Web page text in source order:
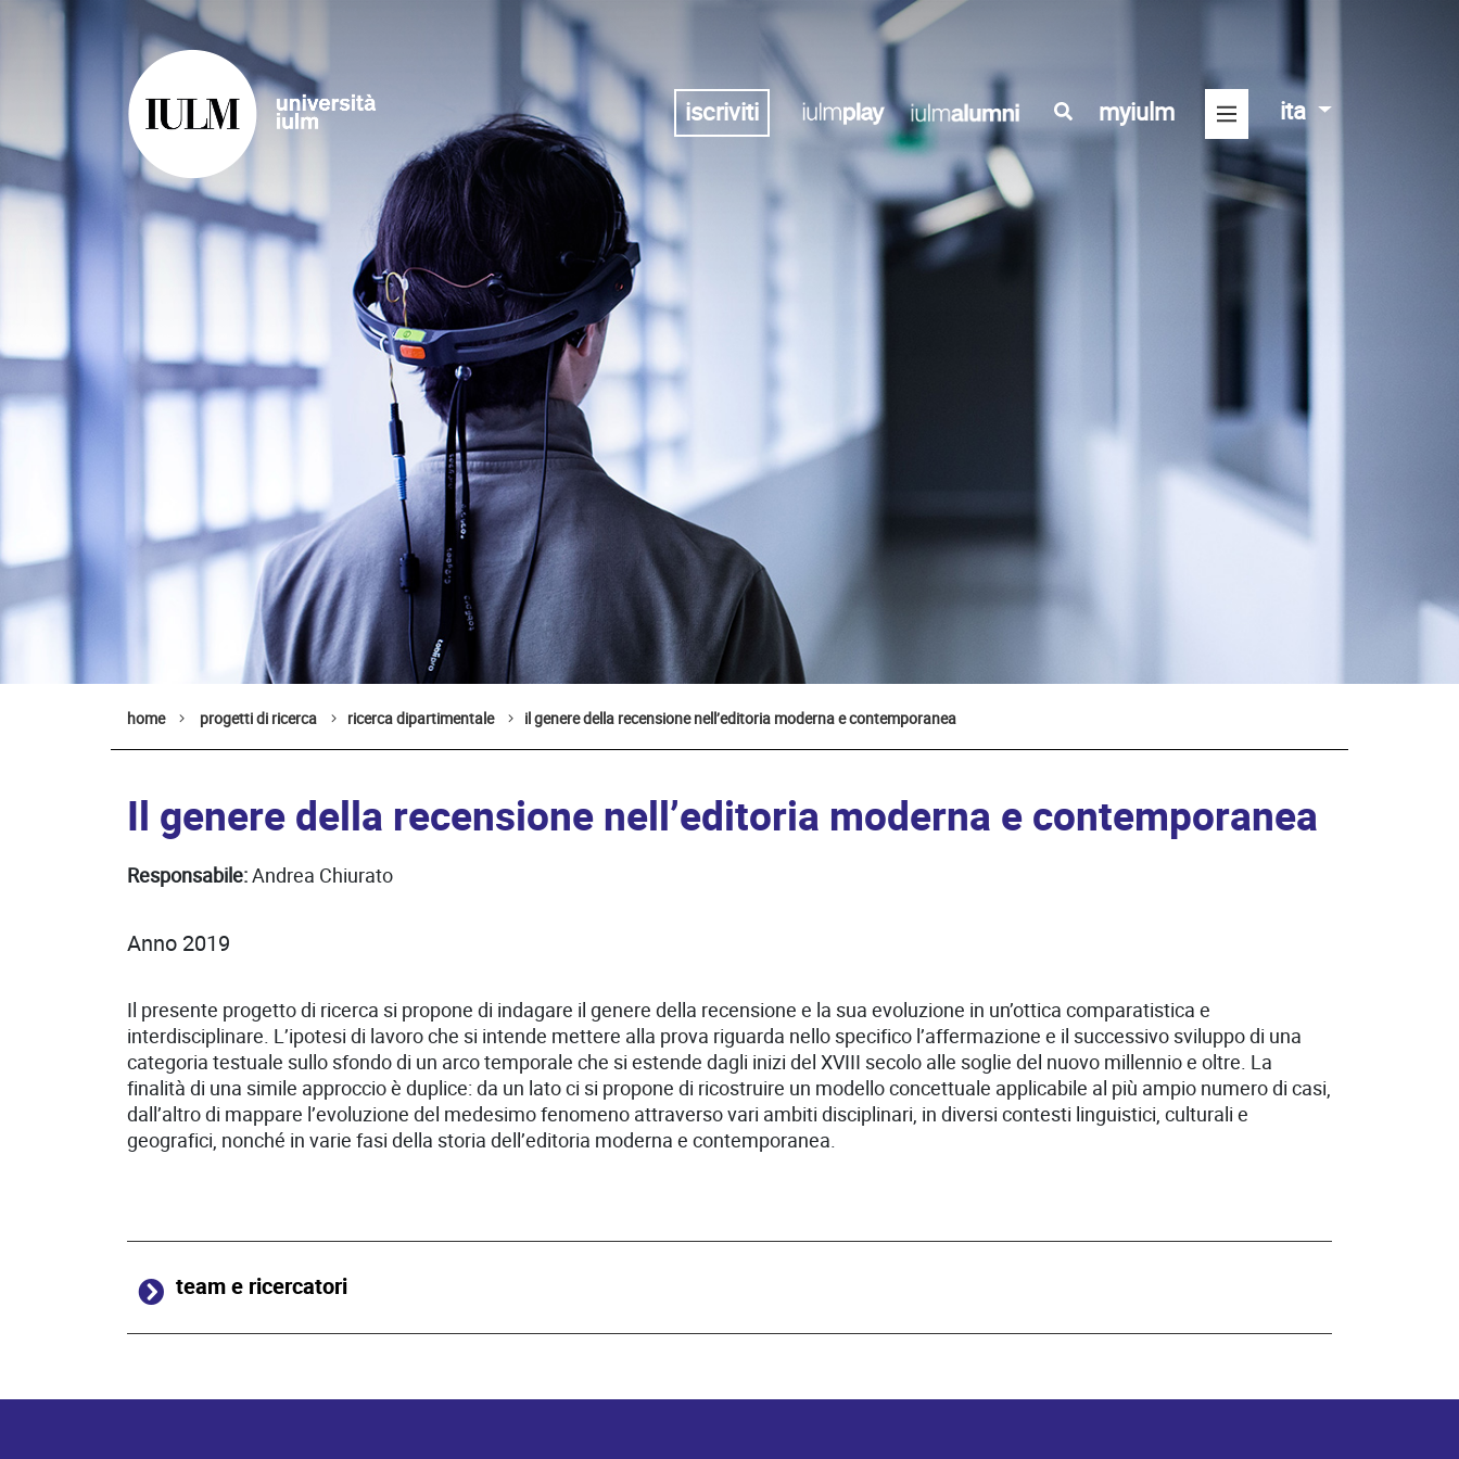
iscriviti myiulm ita
home progetti di ricerca ricerca dipartimentale il genere della recensione nell’editoria moderna e contemporanea
Il genere della recensione nell’editoria moderna e contemporanea
Responsabile:Andrea Chiurato
Anno 2019
Il presente progetto di ricerca si propone di indagare il genere della recensione e la sua evoluzione in un’ottica comparatistica e
interdisciplinare. L’ipotesi di lavoro che si intende mettere alla prova riguarda nello specifico l’affermazione e il successivo sviluppo di una
categoria testuale sullo sfondo di un arco temporale che si estende dagli inizi del XVIII secolo alle soglie del nuovo millennio e oltre. La
finalità di una simile approccio è duplice: da un lato ci si propone di ricostruire un modello concettuale applicabile al più ampio numero di casi,
dall’altro di mappare l’evoluzione del medesimo fenomeno attraverso vari ambiti disciplinari, in diversi contesti linguistici, culturali e
geografici, nonché in varie fasi della storia dell’editoria moderna e contemporanea.
team e ricercatori